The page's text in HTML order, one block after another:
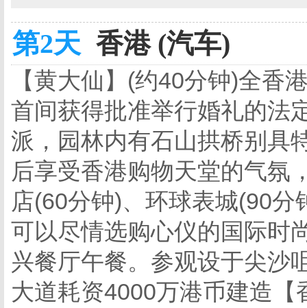
第2天 香港 (汽车)
【黄大仙】(约40分钟)全香
首间获得批准举行婚礼的法
派，园林内有石山拱桥别具
后享受香港购物天堂的气氛
店(60分钟)、环球表城(90
可以尽情选购心仪的国际时
兴餐厅午餐。参观设于尖沙
大道耗资4000万港币建造